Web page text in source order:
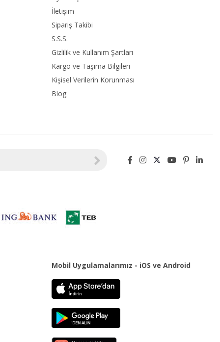
İletişim
Sipariş Takibi
S.S.S.
Gizlilik ve Kullanım Şartları
Kargo ve Taşıma Bilgileri
Kişisel Verilerin Korunması
Blog
Mobil Uygulamalarımız - iOS ve Android